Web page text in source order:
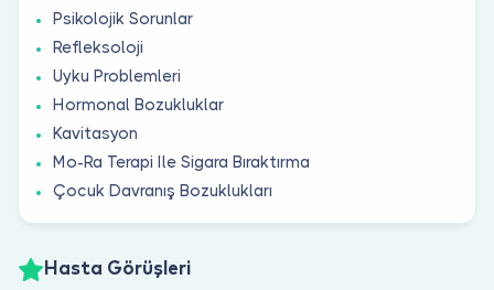
Psikolojik Sorunlar
Refleksoloji
Uyku Problemleri
Hormonal Bozukluklar
Kavitasyon
Mo-Ra Terapi Ile Sigara Bıraktırma
Çocuk Davranış Bozuklukları
Hasta Görüşleri